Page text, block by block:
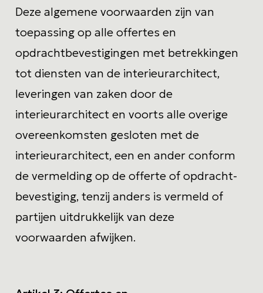
Deze algemene voorwaarden zijn van
toepassing op alle offertes en
opdrachtbevestigingen met betrekkingen
tot diensten van de interieurarchitect,
leveringen van zaken door de
interieurarchitect en voorts alle overige
overeenkomsten gesloten met de
interieurarchitect, een en ander conform
de vermelding op de offerte of opdracht-
bevestiging, tenzij anders is vermeld of
partijen uitdrukkelijk van deze
voorwaarden afwijken.